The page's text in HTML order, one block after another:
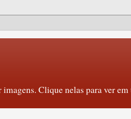
Clique nelas para ver